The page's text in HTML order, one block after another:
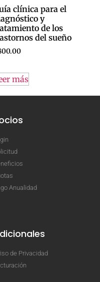
clínica para el
y
de los
del sueño
más
Anualidad
de Privacidad